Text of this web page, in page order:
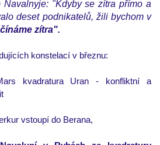
Navalnyje: "Kdyby se zítra přímo a
deset podnikatelů, žili bychom v
zítra".
konstelací v březnu:
kvadratura Uran - konfliktní a
vstoupí do Berana,